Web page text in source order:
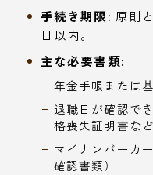
手続き期限: 原則
日以内。
主な必要書類:
年金手帳または
退職日が確認で
格喪失証明書など
マイナンバーカ
確認書類）